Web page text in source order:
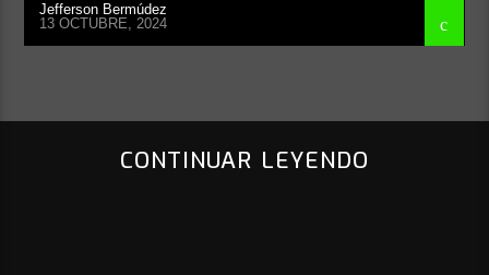
Jefferson Bermúdez
13 OCTUBRE, 2024
CONTINUAR LEYENDO